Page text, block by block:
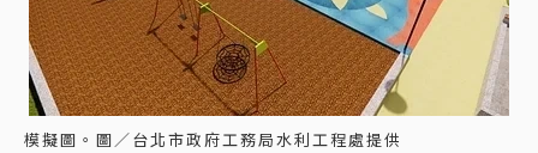
模擬圖。圖／台北市政府工務局水利工程處提供